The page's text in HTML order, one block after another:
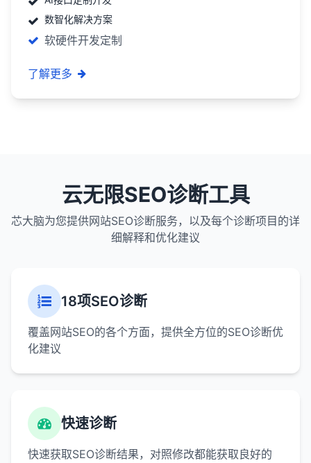
数智化解决方案
软硬件开发定制
了解更多
云无限SEO诊断工具
芯大脑为您提供网站SEO诊断服务，以及每个诊断项目的详
细解释和优化建议
18项SEO诊断
覆盖网站SEO的各个方面，提供全方位的SEO诊断优
化建议
快速诊断
快速获取SEO诊断结果，对照修改都能获取良好的